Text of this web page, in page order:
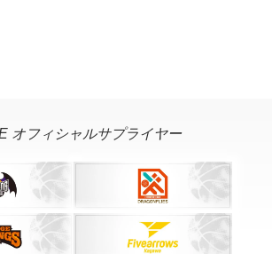
をご確認ください。
37
オフィシャルサプライヤー